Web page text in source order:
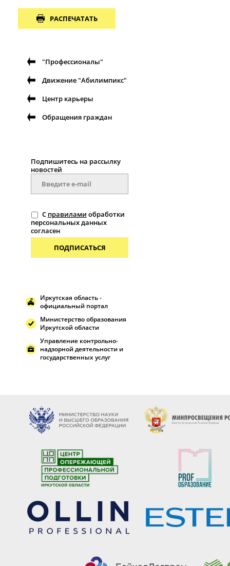
РАСПЕЧАТАТЬ
"Профессионалы"
Движение "Абилимпикс"
Центр карьеры
Обращения граждан
Подпишитесь на рассылку
новостей
С правилами обработки
персональных данных
согласен
ПОДПИСАТЬСЯ
Иркутская область -
официальный портал
Министерство образования
Иркутской области
Управление контрольно-
надзорной деятельности и
государственных услуг